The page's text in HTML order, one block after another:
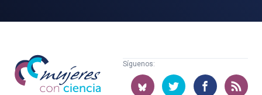
Mujeres
con
ciencia
Síguenos: